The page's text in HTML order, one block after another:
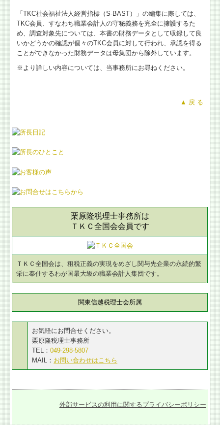
栗原隆税理士事務所は
ＴＫＣ全国会会員です
ＴＫＣ全国会は、租税正義の実現をめざし関与先企業の永続的繁
栄に奉仕するわが国最大級の職業会計人集団です。
関東信越税理士会所属
お気軽にお問合せください。
栗原隆税理士事務所
TEL：049-298-5807
MAIL： お問い合わせはこちら
「TKC社会福祉法人経営指標（S-BAST）」の編集に際しては、
TKC会員、すなわち職業会計人の守秘義務を完全に擁護するた
め、調査対象先については、本書の財務データとして収録して良
いかどうかの確認が個々のTKC会員に対して行われ、承認を得る
ことができなかった財務データは母集団から除外しています。
※より詳しい内容については、当事務所にお尋ねください。
▲ 戻 る
外部サービスの利用に関するプライバシーポリシー